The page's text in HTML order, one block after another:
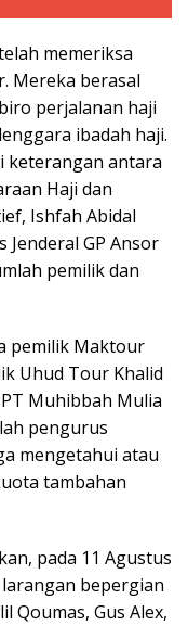
memeriksa
Mereka berasal
perjalanan haji
ibadah haji.
keterangan antara
Haji dan
Ishfah Abidal
Jenderal GP Ansor
pemilik dan
pemilik Maktour
Uhud Tour Khalid
Muhibbah Mulia
pengurus
mengetahui atau
tambahan
pada 11 Agustus
bepergian
Qoumas, Gus Alex,